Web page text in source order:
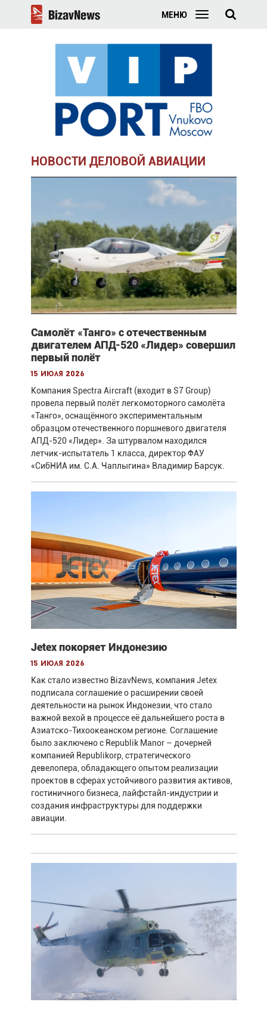
МЕНЮ
НОВОСТИ ДЕЛОВОЙ АВИАЦИИ
Самолёт «Танго» с отечественным
двигателем АПД-520 «Лидер» совершил
первый полёт
15 июля 2026
Компания Spectra Aircraft (входит в S7 Group)
провела первый полёт легкомоторного самолёта
«Танго», оснащённого экспериментальным
образцом отечественного поршневого двигателя
АПД-520 «Лидер». За штурвалом находился
летчик-испытатель 1 класса, директор ФАУ
«СибНИА им. С.А. Чаплыгина» Владимир Барсук.
Jetex покоряет Индонезию
15 июля 2026
Как стало известно BizavNews, компания Jetex
подписала соглашение о расширении своей
деятельности на рынок Индонезии, что стало
важной вехой в процессе её дальнейшего роста в
Азиатско-Тихоокеанском регионе. Соглашение
было заключено с Republik Manor – дочерней
компанией Republikorp, стратегического
девелопера, обладающего опытом реализации
проектов в сферах устойчивого развития активов,
гостиничного бизнеса, лайфстайл-индустрии и
создания инфраструктуры для поддержки
авиации.